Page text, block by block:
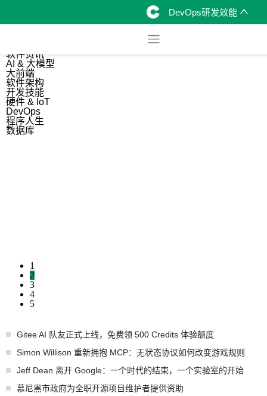
DevOps研发效能
软件资讯
AI & 大模型
大前端
软件架构
开发技能
硬件 & IoT
DevOps
程序人生
数据库
1
2
3
4
5
Gitee AI 队友正式上线，免费领 500 Credits 体验额度
Simon Willison 重新拥抱 MCP：无状态协议如何改变游戏规则
Jeff Dean 离开 Google：一个时代的结束，一个实验室的开始
慕尼黑市政府为全职开源项目维护者提供资助